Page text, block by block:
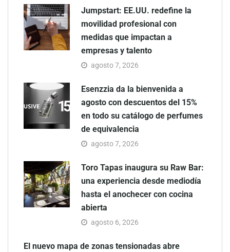
Jumpstart: EE.UU. redefine la
movilidad profesional con
medidas que impactan a
empresas y talento
agosto 7, 2026
Esenzzia da la bienvenida a
agosto con descuentos del 15%
en todo su catálogo de perfumes
de equivalencia
agosto 7, 2026
Toro Tapas inaugura su Raw Bar:
una experiencia desde mediodía
hasta el anochecer con cocina
abierta
agosto 6, 2026
El nuevo mapa de zonas tensionadas abre